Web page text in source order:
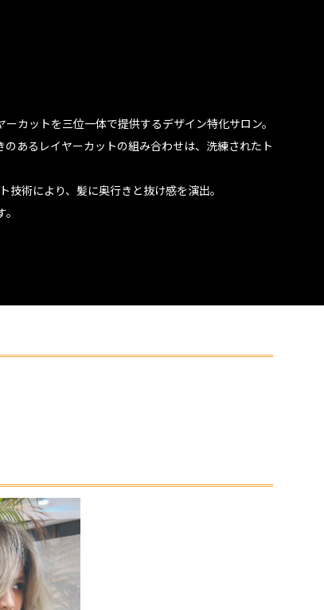
カットを三位一体で提供するデザイン特化サロン。
あるレイヤーカットの組み合わせは、洗練されたト
技術により、髪に奥行きと抜け感を演出。